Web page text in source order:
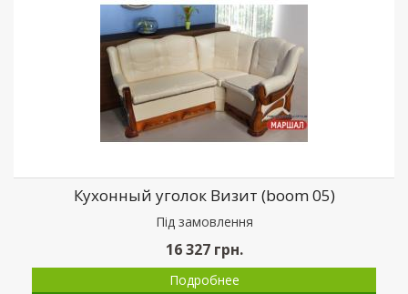
Кухонный уголок Визит (boom 05)
Пiд замовлення
16 327грн.
Подробнее